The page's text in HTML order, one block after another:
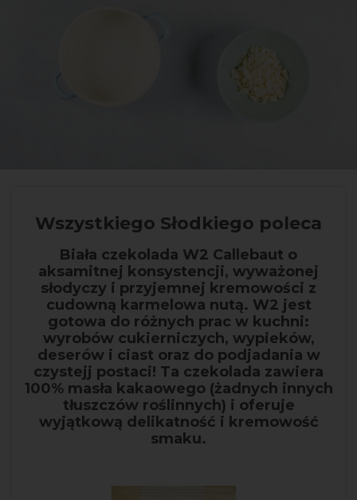
Wszystkiego Słodkiego poleca
Biała czekolada W2 Callebaut o
aksamitnej konsystencji, wyważonej
słodyczy i przyjemnej kremowości z
cudowną karmelowa nutą. W2 jest
gotowa do różnych prac w kuchni:
wyrobów cukierniczych, wypieków,
deserów i ciast oraz do podjadania w
czystejj postaci! Ta czekolada zawiera
100% masła kakaowego (żadnych innych
tłuszczów roślinnych) i oferuje
wyjątkową delikatność i kremowość
smaku.